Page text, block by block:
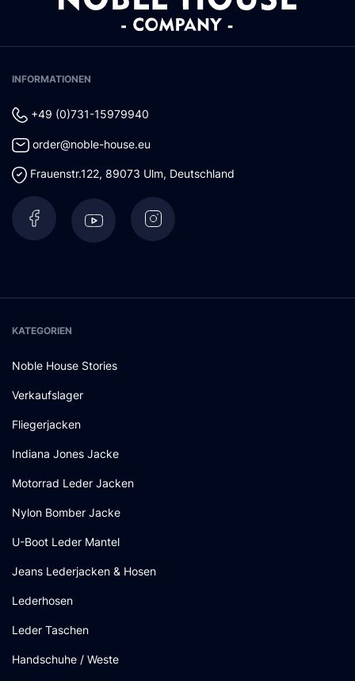
INFORMATIONEN
+49 (0)731-15979940
order@noble-house.eu
Frauenstr.122, 89073 Ulm, Deutschland
KATEGORIEN
Noble House Stories
Verkaufslager
Fliegerjacken
Indiana Jones Jacke
Motorrad Leder Jacken
Nylon Bomber Jacke
U-Boot Leder Mantel
Jeans Lederjacken & Hosen
Lederhosen
Leder Taschen
Handschuhe / Weste